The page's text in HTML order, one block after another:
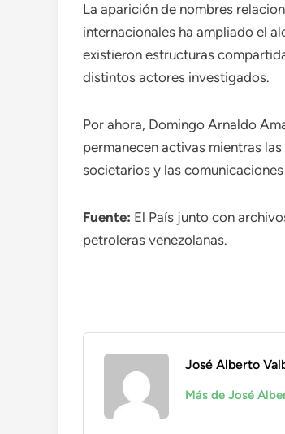
La aparición de nombres
internacionales ha ampliado el
existieron estructuras
distintos actores investigados.
Por ahora, Domingo Arnaldo
permanecen activas mientras
societarios y las
Fuente: El País junto con
petroleras venezolanas.
José Alberto
Más de José